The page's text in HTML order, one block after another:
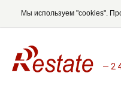
Мы используем "cookies".
2